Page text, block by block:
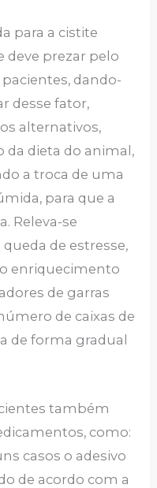
para a cistite
deve prezar pelo
dando-
desse fator,
alternativos,
da dieta do animal,
a troca de uma
para que a
Releva-se
de estresse,
enriquecimento
de garras
de caixas de
de forma gradual
também
como:
casos o adesivo
de acordo com a